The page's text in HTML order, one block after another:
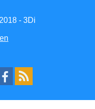
- 3Di